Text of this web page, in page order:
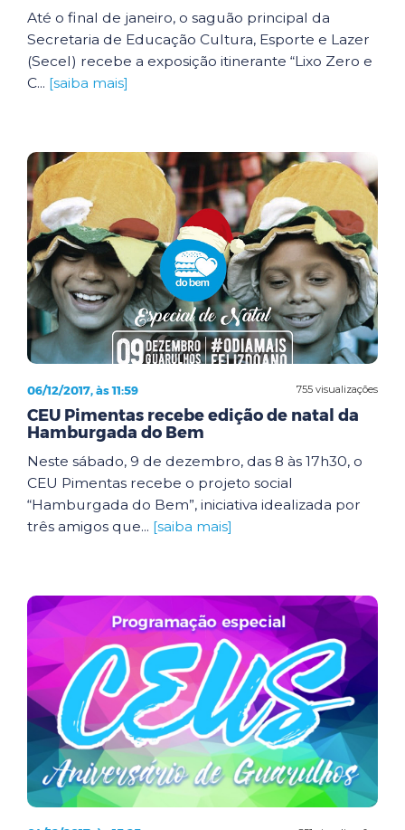
Até o final de janeiro, o saguão principal da
Secretaria de Educação Cultura, Esporte e Lazer
(Secel) recebe a exposição itinerante “Lixo Zero e
C... [saiba mais]
755 visualizações
06/12/2017, às 11:59
CEU Pimentas recebe edição de natal da
Hamburgada do Bem
Neste sábado, 9 de dezembro, das 8 às 17h30, o
CEU Pimentas recebe o projeto social
“Hamburgada do Bem”, iniciativa idealizada por
três amigos que... [saiba mais]